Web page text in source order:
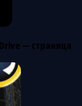
— страница